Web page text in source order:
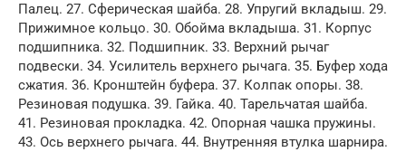
Палец. 27. Сферическая шайба. 28. Упругий вкладыш. 29.
Прижимное кольцо. 30. Обойма вкладыша. 31. Корпус
подшипника. 32. Подшипник. 33. Верхний рычаг
подвески. 34. Усилитель верхнего рычага. 35. Буфер хода
сжатия. 36. Кронштейн буфера. 37. Колпак опоры. 38.
Резиновая подушка. 39. Гайка. 40. Тарельчатая шайба.
41. Резиновая прокладка. 42. Опорная чашка пружины.
43. Ось верхнего рычага. 44. Внутренняя втулка шарнира.